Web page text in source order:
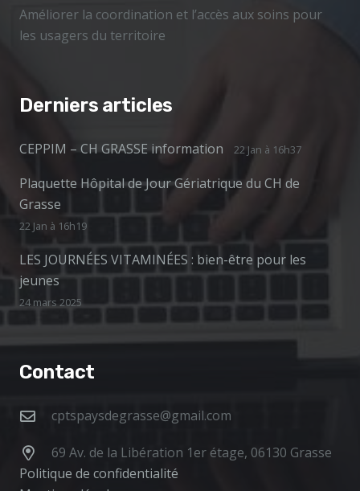
Améliorer la coordination et l’accès aux soins pour
les usagers du territoire
Derniers articles
CEPPIM – CH GRASSE information 22 Jan à 16h37
Plaquette Hôpital de Jour Gériatrique du CH de
Grasse
22 Jan à 16h19
LES JOURNÉES VITAMINÉES : bien-être pour les
jeunes
24 mars 2025
Contact
cptspaysdegrasse@gmail.com
69 Av. de la Libération 1er étage, 06130 Grasse
Politique de confidentialité